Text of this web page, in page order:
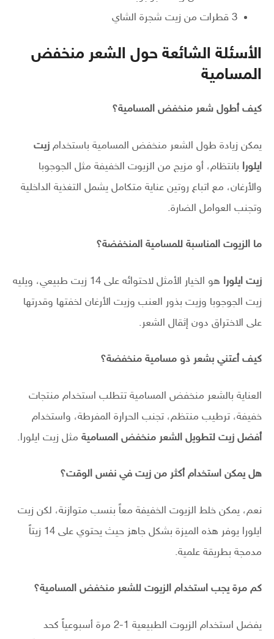
3 قطرات من زيت شجرة الشاي
الأسئلة الشائعة حول الشعر منخفض
المسامية
كيف أطول شعر منخفض المسامية؟
يمكن زيادة طول الشعر منخفض المسامية باستخدام زيت
ايلورا بانتظام، أو مزيج من الزيوت الخفيفة مثل الجوجوبا
والأرغان، مع اتباع روتين عناية متكامل يشمل التغذية الداخلية
وتجنب العوامل الضارة.
ما الزيوت المناسبة للمسامية المنخفضة؟
زيت ايلورا
هو الخيار الأمثل لاحتوائه على 14 زيت طبيعي، ويليه
زيت الجوجوبا وزيت بذور العنب وزيت الأرغان لخفتها وقدرتها
على الاختراق دون إثقال الشعر.
كيف أعتني بشعر ذو مسامية منخفضة؟
العناية بالشعر منخفض المسامية تتطلب استخدام منتجات
خفيفة، ترطيب منتظم، تجنب الحرارة المفرطة، واستخدام
أفضل زيت لتطويل الشعر منخفض المسامية مثل زيت ايلورا.
هل يمكن استخدام أكثر من زيت في نفس الوقت؟
نعم، يمكن خلط الزيوت الخفيفة معاً بنسب متوازنة، لكن زيت
ايلورا يوفر هذه الميزة بشكل جاهز حيث يحتوي على 14 زيتاً
مدمجة بطريقة علمية.
كم مرة يجب استخدام الزيوت للشعر منخفض المسامية؟
يفضل استخدام الزيوت الطبيعية 1-2 مرة أسبوعياً كحد